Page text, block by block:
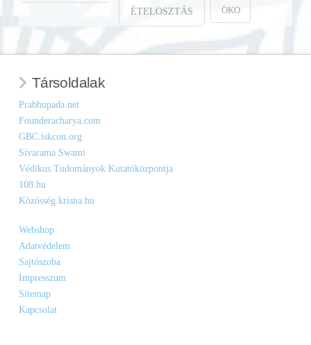
ÉTELOSZTÁS ÖKO
Társoldalak
Prabhupada.net
Founderacharya.com
GBC.iskcon.org
Sivarama Swami
Védikus Tudományok Kutatóközpontja
108.hu
Közösség.krisna.hu
Webshop
Adatvédelem
Sajtószoba
Impresszum
Sitemap
Kapcsolat